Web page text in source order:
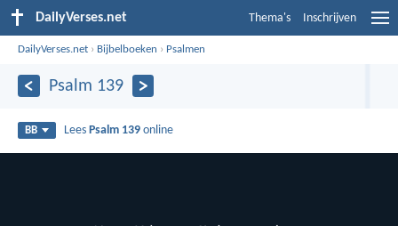
DailyVerses.net Thema's Inschrijven
DailyVerses.net › Bijbelboeken › Psalmen
Psalm 139
BB Lees Psalm 139 online